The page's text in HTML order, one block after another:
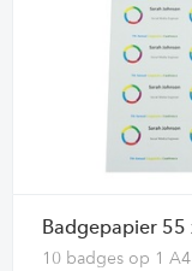
Badgepapier 55
10 badges op 1